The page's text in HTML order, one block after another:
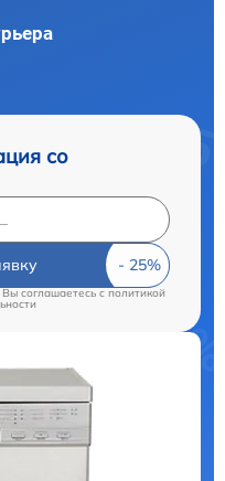
со
Вы соглашаетесь cполитикой